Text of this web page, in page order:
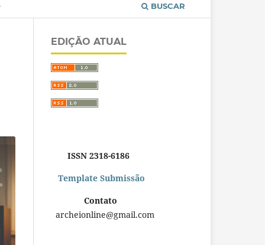
BUSCAR
EDIÇÃO ATUAL
ISSN 2318-6186
Template Submissão
Contato
archeionline@gmail.com